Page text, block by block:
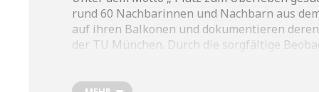
rund 60 Nachbarinnen und Nachbarn aus
auf ihren Balkonen und dokumentieren
der TU München. Durch die sorgfältige